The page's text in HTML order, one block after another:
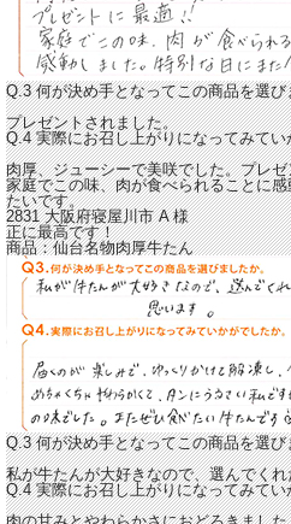
Q.3 何が決め手となってこの商品を選び
プレゼントされました。
Q.4 実際にお召し上がりになってみて
肉厚、ジューシーで美咲でした。プレ
家庭でこの味、肉が食べられることに
たいです。
2831 大阪府寝屋川市A様
正に最高です！
商品：仙台名物肉厚牛たん
Q.3 何が決め手となってこの商品を選び
私が牛たんが大好きなので、選んでく
Q.4 実際にお召し上がりになってみて